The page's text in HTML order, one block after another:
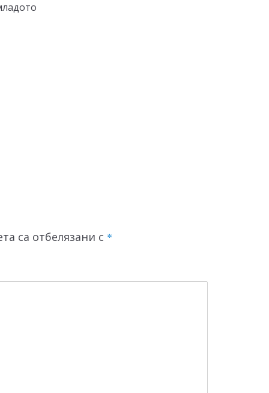
са отбелязани с *